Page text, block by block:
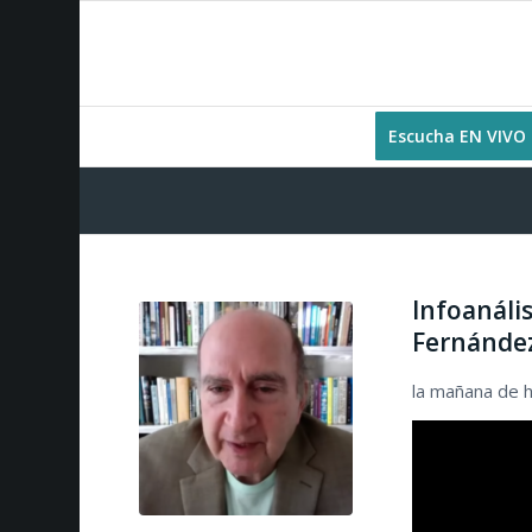
Escucha EN VIVO
la mañana de